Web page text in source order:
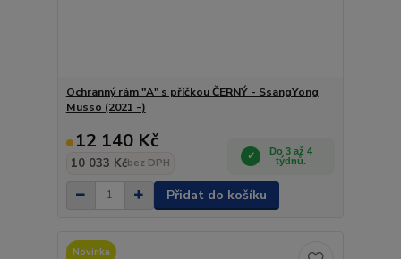
Ochranný rám "A" s příčkou ČERNÝ - SsangYong
Musso (2021 -)
12 140 Kč
10 033 Kčbez DPH
Do 3 až 4
týdnů.
Přidat do košíku
Novinka